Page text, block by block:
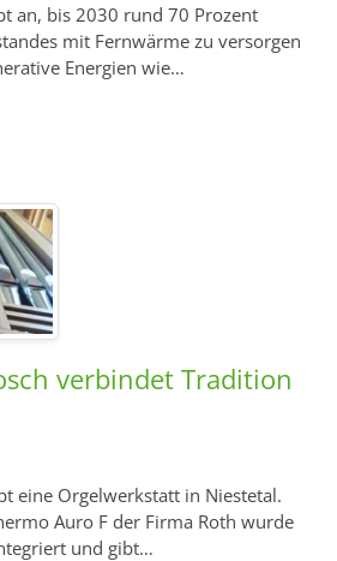
an, bis 2030 rund 70 Prozent
mit Fernwärme zu versorgen
Energien wie…
verbindet Tradition
eine Orgelwerkstatt in Niestetal.
Auro F der Firma Roth wurde
und gibt…